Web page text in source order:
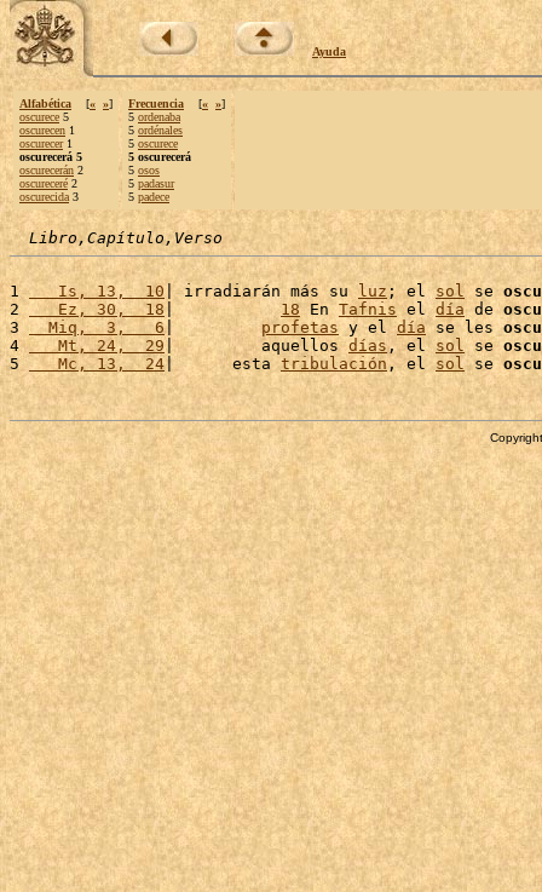
Ayuda
Alfabética [« »]
oscurece 5
oscurecen 1
oscurecer1
oscurecerá 5
oscurecerán 2
oscureceré 2
oscurecida 3
Frecuencia [« »]
5 ordenaba
5 ordénales
5 oscurece
5 oscurecerá
5 osos
5 padasur
5 padece
Libro,Capítulo,Verso
1
   Is, 13,  10
| irradiarán más su luz ; el sol se
2
   Ez, 30,  18
| 18 En Tafnis el día de
3
  Miq,  3,   6
| profetas y el día se les
4
   Mt, 24,  29
|         aquellos días, el sol se
5
   Mc, 13,  24
|      esta tribulación, el sol se